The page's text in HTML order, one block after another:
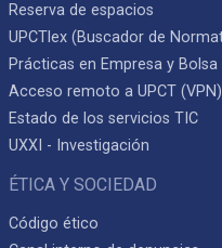
Reserva de espacios
UPCTlex (Buscador de
Prácticas en Empresa y Bolsa
Acceso remoto a UPCT (VPN)
Estado de los servicios TIC
UXXI - Investigación
ÉTICA Y SOCIEDAD
Código ético